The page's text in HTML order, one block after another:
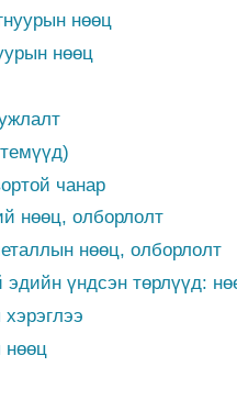
нөөц
нөөц
чанар
нөөц, олборлолт
нөөц, олборлолт
үндсэн төрлүүд:
нөөц